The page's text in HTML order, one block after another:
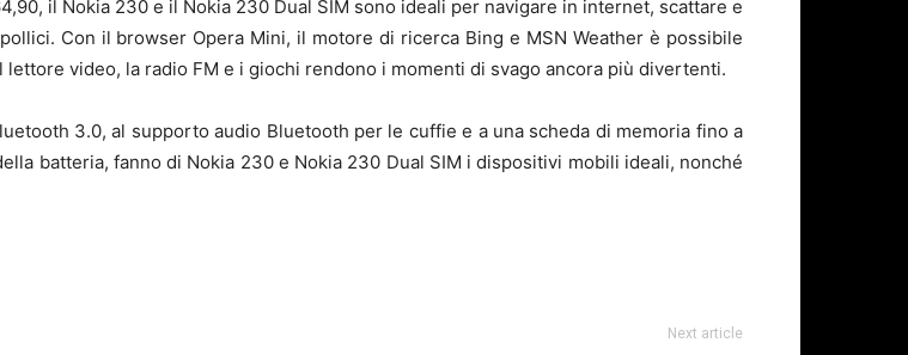
il Nokia 230 e il Nokia 230 Dual SIM sono ideali per navigare in internet, scattare e
Con il browser Opera Mini, il motore di ricerca Bing e MSN Weather è possibile
video, la radio FM e i giochi rendono i momenti di svago ancora più divertenti.
3.0, al supporto audio Bluetooth per le cuffie e a una scheda di memoria fino a
batteria, fanno di Nokia 230 e Nokia 230 Dual SIM i dispositivi mobili ideali, nonché
Next article